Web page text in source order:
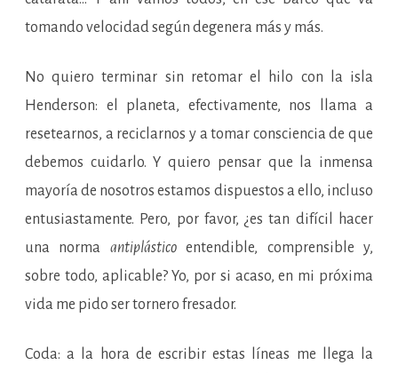
tomando velocidad según degenera más y más.
No quiero terminar sin retomar el hilo con la isla
Henderson: el planeta, efectivamente, nos llama a
resetearnos, a reciclarnos y a tomar consciencia de que
debemos cuidarlo. Y quiero pensar que la inmensa
mayoría de nosotros estamos dispuestos a ello, incluso
entusiastamente. Pero, por favor, ¿es tan difícil hacer
una norma antiplásticoentendible, comprensible y,
sobre todo, aplicable? Yo, por si acaso, en mi próxima
vida me pido ser tornero fresador.
Coda: a la hora de escribir estas líneas me llega la